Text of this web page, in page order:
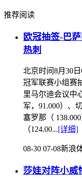
推荐阅读
欧冠抽签-巴
热刺
北京时间8月30
冠军联赛小组赛
里马尔迪会议中
军，91.000）、
塞罗那（
（124.00...[详细]
08-30 07-08新浪
莎娃对阵小威